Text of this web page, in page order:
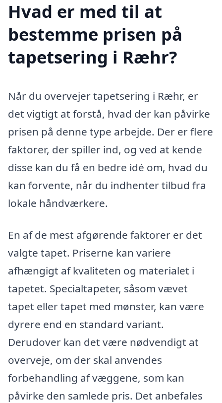
Hvad er med til at
bestemme prisen på
tapetsering i Ræhr?
Når du overvejer tapetsering i Ræhr, er
det vigtigt at forstå, hvad der kan påvirke
prisen på denne type arbejde. Der er flere
faktorer, der spiller ind, og ved at kende
disse kan du få en bedre idé om, hvad du
kan forvente, når du indhenter tilbud fra
lokale håndværkere.
En af de mest afgørende faktorer er det
valgte tapet. Priserne kan variere
afhængigt af kvaliteten og materialet i
tapetet. Specialtapeter, såsom vævet
tapet eller tapet med mønster, kan være
dyrere end en standard variant.
Derudover kan det være nødvendigt at
overveje, om der skal anvendes
forbehandling af væggene, som kan
påvirke den samlede pris. Det anbefales